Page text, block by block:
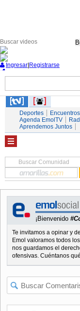
Ingresar Registrarse
Deportes
Agenda EmolTV
Aprendemos Juntos
¡Bienvenido
Te invitamos a opinar y
Emol valoramos todos
nos guardamos el
ofensivas. Cuéntanos